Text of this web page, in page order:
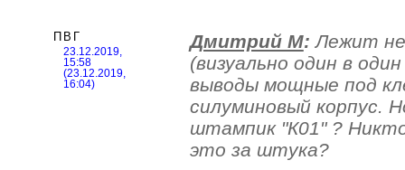
ПВГ
23.12.2019,
15:58
(23.12.2019,
16:04)
Дмитрий М: Лежит
(визуально один в
выводы мощные под
силуминовый корпус.
штампик "К01" ?
это за штука?